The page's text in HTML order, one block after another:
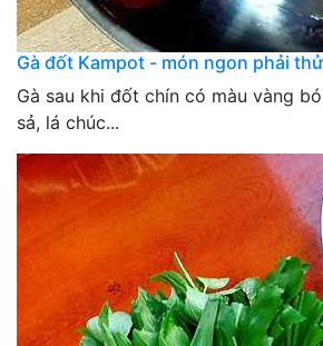
Gà đốt Kampot - món ngon phải
Gà sau khi đốt chín có màu vàng
sả, lá chúc...